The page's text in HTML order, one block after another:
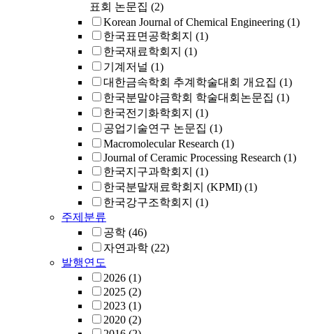
표회 논문집 (2)
Korean Journal of Chemical Engineering (1)
한국표면공학회지 (1)
한국재료학회지 (1)
기계저널 (1)
대한금속학회 추계학술대회 개요집 (1)
한국분말야금학회 학술대회논문집 (1)
한국전기화학회지 (1)
공업기술연구 논문집 (1)
Macromolecular Research (1)
Journal of Ceramic Processing Research (1)
한국지구과학회지 (1)
한국분말재료학회지 (KPMI) (1)
한국강구조학회지 (1)
주제분류
공학 (46)
자연과학 (22)
발행연도
2026 (1)
2025 (2)
2023 (1)
2020 (2)